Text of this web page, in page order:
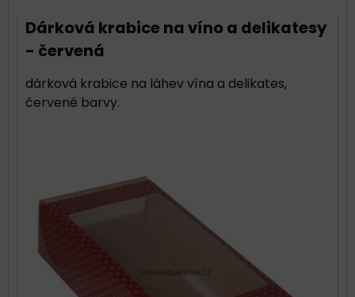
Dárková krabice na víno a delikatesy
- červená
dárková krabice na láhev vína a delikates,
červené barvy.